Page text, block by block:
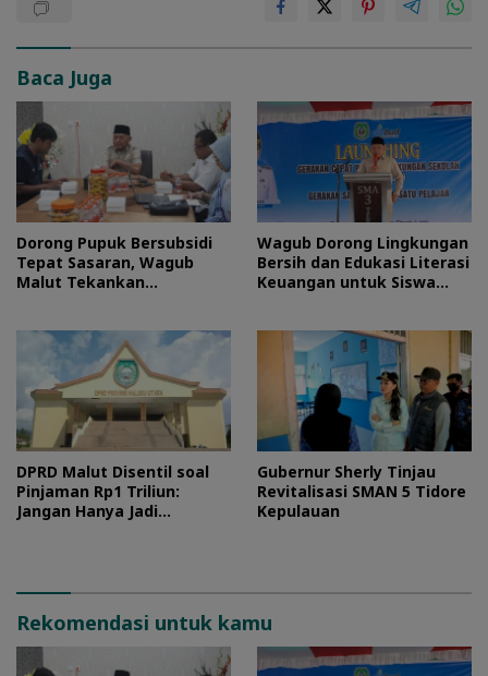
Baca Juga
Dorong Pupuk Bersubsidi
Tepat Sasaran, Wagub
Malut Tekankan
Wagub Dorong Lingkungan
Bersih dan Edukasi Literasi
Keuangan untuk Siswa
DPRD Malut Disentil soal
Pinjaman Rp1 Triliun:
Jangan Hanya Jadi
Gubernur Sherly Tinjau
Revitalisasi SMAN 5 Tidore
Kepulauan
Rekomendasi untuk kamu